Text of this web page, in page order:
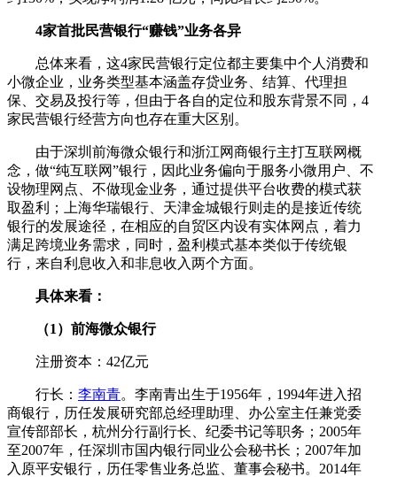
4家首批民营银行“赚钱”业务各异
总体来看，这4家民营银行定位都主要集中个人消费和
小微企业，业务类型基本涵盖存贷业务、结算、代理担
保、交易及投行等，但由于各自的定位和股东背景不同，4
家民营银行经营方向也存在重大区别。
由于深圳前海微众银行和浙江网商银行主打互联网概
念，做“纯互联网”银行，因此业务偏向于服务小微用户、不
设物理网点、不做现金业务，通过提供平台收费的模式获
取盈利；上海华瑞银行、天津金城银行则走的是接近传统
银行的发展途径，在相应的自贸区内设有实体网点，着力
满足跨境业务需求，同时，盈利模式基本类似于传统银
行，来自利息收入和非息收入两个方面。
具体来看：
（1）前海微众银行
注册资本：42亿元
行长： 李南青。李南青出生于1956年，1994年进入招
商银行，历任发展研究部总经理助理、办公室主任兼党委
宣传部部长，杭州分行副行长、纪委书记等职务；2005年
至2007年，任深圳市国内银行同业公会秘书长；2007年加
入原平安银行，历任零售业务总监、董事会秘书。2014年